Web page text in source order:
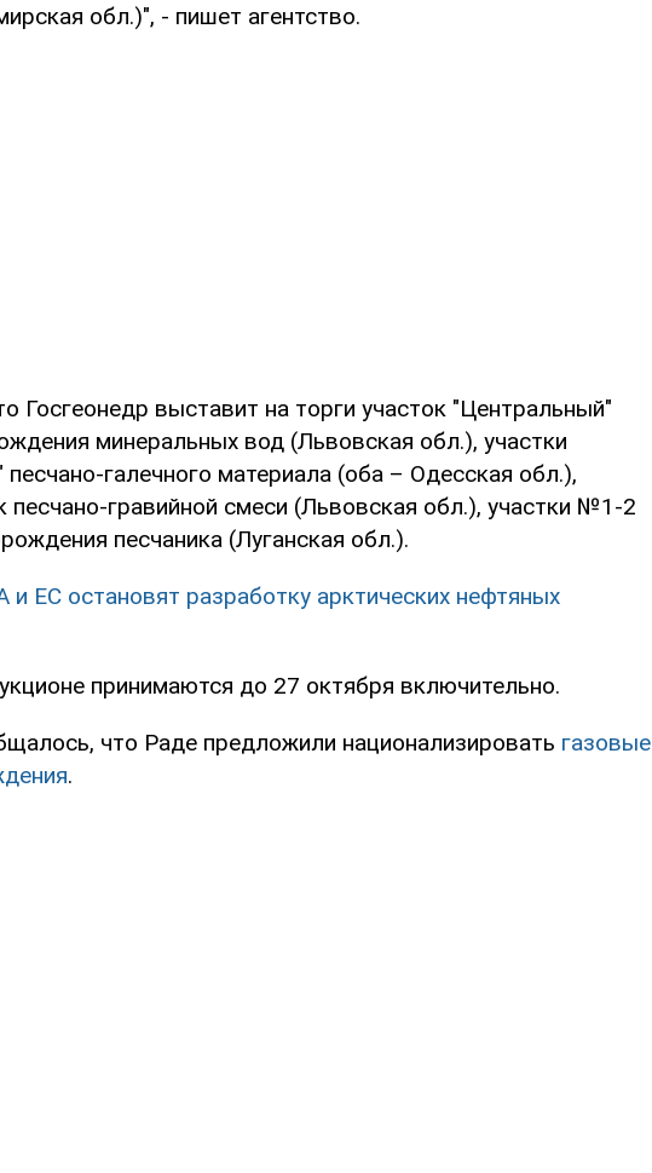
обл.)", - пишет агентство.
Госгеонедр выставит на торги участок "Центральный"
минеральных вод (Львовская обл.), участки
галечного материала (оба – Одесская обл.),
песчано-гравийной смеси (Львовская обл.), участки №1-2
песчаника (Луганская обл.).
ЕС остановят разработку арктических нефтяных
принимаются до 27 октября включительно.
что Раде предложили национализировать газовые
.